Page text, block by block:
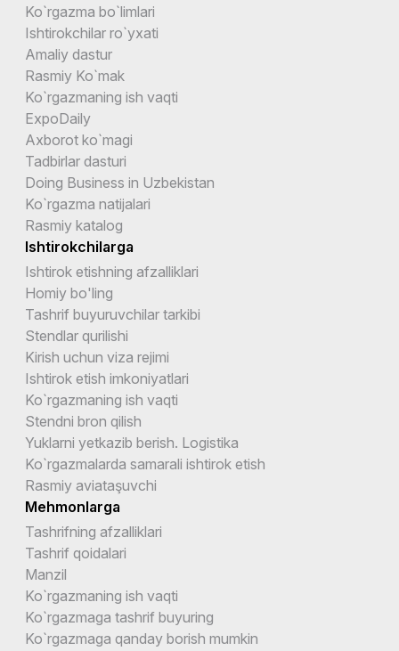
Ko`rgazma bo`limlari
Ishtirokchilar ro`yxati
Amaliy dastur
Rasmiy Ko`mak
Ko`rgazmaning ish vaqti
ExpoDaily
Axborot ko`magi
Tadbirlar dasturi
Doing Business in Uzbekistan
Ko`rgazma natijalari
Rasmiy katalog
Ishtirokchilarga
Ishtirok etishning afzalliklari
Homiy bo'ling
Tashrif buyuruvchilar tarkibi
Stendlar qurilishi
Kirish uchun viza rejimi
Ishtirok etish imkoniyatlari
Ko`rgazmaning ish vaqti
Stendni bron qilish
Yuklarni yetkazib berish. Logistika
Ko`rgazmalarda samarali ishtirok etish
Rasmiy aviataşuvchi
Mehmonlarga
Tashrifning afzalliklari
Tashrif qoidalari
Manzil
Ko`rgazmaning ish vaqti
Ko`rgazmaga tashrif buyuring
Ko`rgazmaga qanday borish mumkin